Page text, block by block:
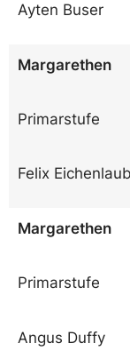
Ayten Buser
Margarethen
Primarstufe
Felix Eichenlaub
Margarethen
Primarstufe
Angus Duffy